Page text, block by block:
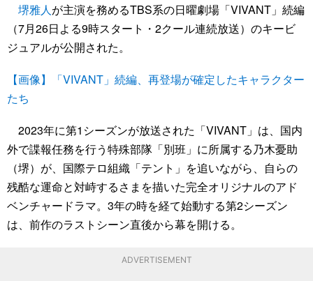
堺雅人が主演を務めるTBS系の日曜劇場「VIVANT」続編
（7月26日よる9時スタート・2クール連続放送）のキービ
ジュアルが公開された。
【画像】「VIVANT」続編、再登場が確定したキャラクター
たち
2023年に第1シーズンが放送された「VIVANT」は、国内
外で諜報任務を行う特殊部隊「別班」に所属する乃木憂助
（堺）が、国際テロ組織「テント」を追いながら、自らの
残酷な運命と対峙するさまを描いた完全オリジナルのアド
ベンチャードラマ。3年の時を経て始動する第2シーズン
は、前作のラストシーン直後から幕を開ける。
ADVERTISEMENT